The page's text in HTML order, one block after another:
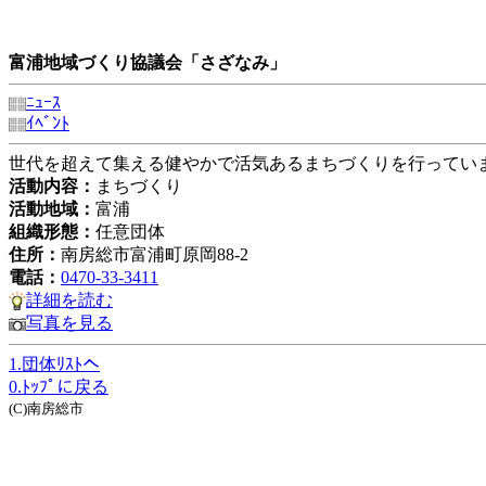
富浦地域づくり協議会「さざなみ」
ﾆｭｰｽ
ｲﾍﾞﾝﾄ
世代を超えて集える健やかで活気あるまちづくりを行ってい
活動内容： まちづくり
活動地域： 富浦
組織形態： 任意団体
住所： 南房総市富浦町原岡88-2
電話： 0470-33-3411
詳細を読む
写真を見る
1.団体ﾘｽﾄへ
0.ﾄｯﾌﾟに戻る
(C)南房総市